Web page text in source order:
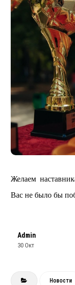
Желаем
Вас не было бы
Admin
30 Окт
Новости